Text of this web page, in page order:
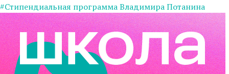
#Стипендиальная программа Владимира Потанина